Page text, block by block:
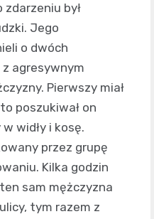
był
Jego
o dwóch
agresywnym
Pierwszy miał
poszukiwał on
widły i kosę.
przez grupę
Kilka godzin
sam mężczyzna
tym razem z